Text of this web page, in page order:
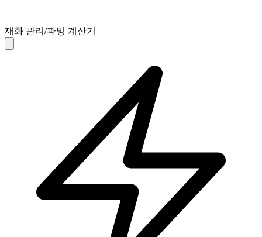
재화 관리/파밍 계산기